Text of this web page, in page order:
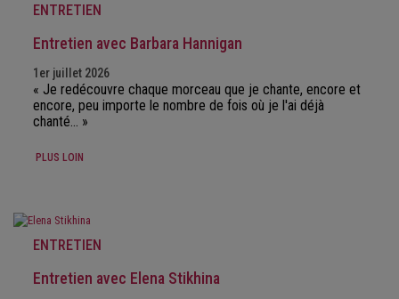
ENTRETIEN
Entretien avec Barbara Hannigan
1er juillet 2026
« Je redécouvre chaque morceau que je chante, encore et
encore, peu importe le nombre de fois où je l'ai déjà
chanté... »
PLUS LOIN
ENTRETIEN
Entretien avec Elena Stikhina